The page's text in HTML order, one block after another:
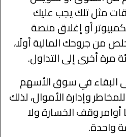
مثل تلك يجب عليك
أو إغلاق منصة
من جروحك المالية أولًا،
مرة أخرى إلى التداول.
البقاء في سوق الأسهم
وإدارة الأموال، لذلك
وقف الخسارة ولا
واحدة.